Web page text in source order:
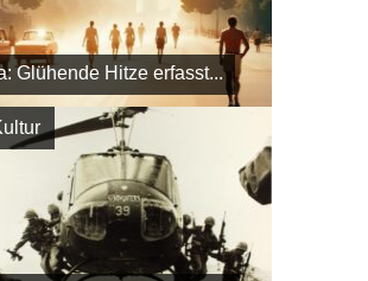
Glühende Hitze erfasst...